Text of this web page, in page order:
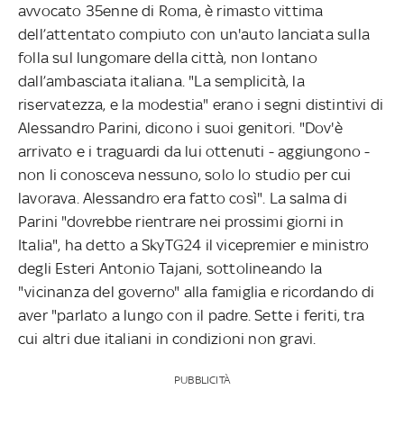
avvocato 35enne di Roma, è rimasto vittima
dell’attentato compiuto con un'auto lanciata sulla
folla sul lungomare della città, non lontano
dall’ambasciata italiana. "La semplicità, la
riservatezza, e la modestia" erano i segni distintivi di
Alessandro Parini, dicono i suoi genitori. "Dov'è
arrivato e i traguardi da lui ottenuti - aggiungono -
non li conosceva nessuno, solo lo studio per cui
lavorava. Alessandro era fatto così". La salma di
Parini "dovrebbe rientrare nei prossimi giorni in
Italia", ha detto a SkyTG24 il vicepremier e ministro
degli Esteri Antonio Tajani, sottolineando la
"vicinanza del governo" alla famiglia e ricordando di
aver "parlato a lungo con il padre. Sette i feriti, tra
cui altri due italiani in condizioni non gravi.
PUBBLICITÀ